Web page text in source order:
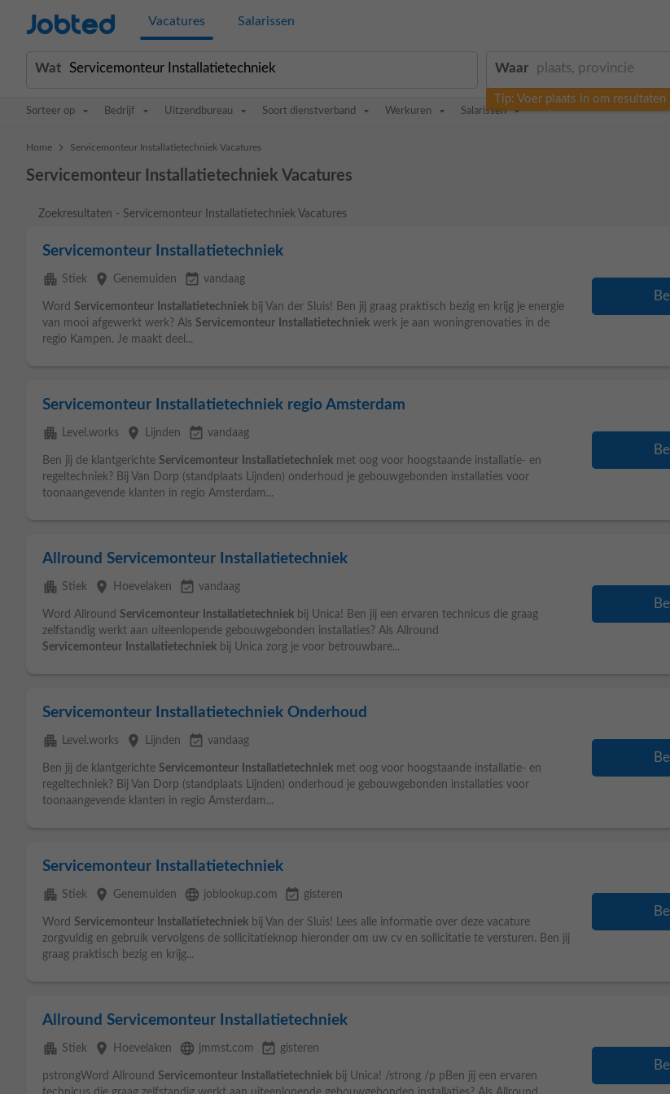
Jobted Vacatures Salarissen
Wat Waar
Tip: Voer plaats in om
Sorteer op Bedrijf Uitzendbureau Soort dienstverband Werkuren Salarissen
Home > Servicemonteur Installatietechniek Vacatures
Servicemonteur Installatietechniek Vacatures
Zoekresultaten - Servicemonteur Installatietechniek Vacatures
Servicemonteur Installatietechniek
apartment Stiek place Genemuiden event_available vandaag
Word Servicemonteur Installatietechniek bij Van der Sluis! Ben jij graag praktisch bezig en krijg je energie
van mooi afgewerkt werk? Als Servicemonteur Installatietechniek werk je aan woningrenovaties in de
regio Kampen. Je maakt deel...
Servicemonteur Installatietechniek regio Amsterdam
apartment Level.works place Lijnden event_available vandaag
Ben jij de klantgerichte Servicemonteur Installatietechniek met oog voor hoogstaande installatie- en
regeltechniek? Bij Van Dorp (standplaats Lijnden) onderhoud je gebouwgebonden installaties voor
toonaangevende klanten in regio Amsterdam...
Allround Servicemonteur Installatietechniek
apartment Stiek place Hoevelaken event_available vandaag
Word Allround Servicemonteur Installatietechniek bij Unica! Ben jij een ervaren technicus die graag
zelfstandig werkt aan uiteenlopende gebouwgebonden installaties? Als Allround
Servicemonteur
Installatietechniek bij Unica zorg je voor betrouwbare...
Servicemonteur Installatietechniek Onderhoud
apartment Level.works place Lijnden event_available vandaag
Ben jij de klantgerichte Servicemonteur Installatietechniek met oog voor hoogstaande installatie- en
regeltechniek? Bij Van Dorp (standplaats Lijnden) onderhoud je gebouwgebonden installaties voor
toonaangevende klanten in regio Amsterdam...
Servicemonteur Installatietechniek
apartment Stiek place Genemuiden language joblookup.com event_available gisteren
Word Servicemonteur Installatietechniek bij Van der Sluis! Lees alle informatie over deze vacature
zorgvuldig en gebruik vervolgens de sollicitatieknop hieronder om uw cv en sollicitatie te versturen. Ben jij
graag praktisch bezig en krijg...
Allround Servicemonteur Installatietechniek
apartment Stiek place Hoevelaken language jmmst.com event_available gisteren
pstrongWord Allround Servicemonteur Installatietechniek bij Unica! /strong /p pBen jij een ervaren